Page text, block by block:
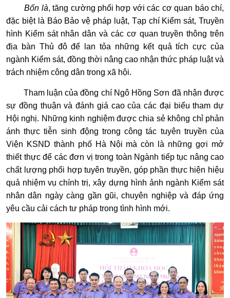
Bốn là, tăng cường phối hợp với các cơ quan báo chí,
đặc biệt là Báo Bảo vệ pháp luật, Tạp chí Kiểm sát, Truyền
hình Kiểm sát nhân dân và các cơ quan truyền thông trên
địa bàn Thủ đô để lan tỏa những kết quả tích cực của
ngành Kiểm sát, đồng thời nâng cao nhận thức pháp luật và
trách nhiệm công dân trong xã hội.
Tham luận của đồng chí Ngô Hồng Sơn đã nhận được
sự đồng thuận và đánh giá cao của các đại biểu tham dự
Hội nghị. Những kinh nghiệm được chia sẻ không chỉ phản
ánh thực tiễn sinh động trong công tác tuyên truyền của
Viện KSND thành phố Hà Nội mà còn là những gợi mở
thiết thực để các đơn vị trong toàn Ngành tiếp tục nâng cao
chất lượng phối hợp tuyên truyền, góp phần thực hiện hiệu
quả nhiệm vụ chính trị, xây dựng hình ảnh ngành Kiểm sát
nhân dân ngày càng gần gũi, chuyên nghiệp và đáp ứng
yêu cầu cải cách tư pháp trong tình hình mới.